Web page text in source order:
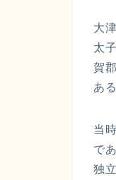
大
太
賀
あ
当
で
独